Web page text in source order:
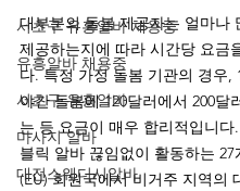
서초구 유흥알바 채용중
유흥알바 채용중
서초구 유흥알바
마사지 알바
대전스웨디시알바
대부분의 돌봄 제공자는 얼마나
제공하는지에 따라 시간당 요금
다. 특정 가정 돌봄 기관의 경우,
야간 돌봄에 120달러에서 200달
는 등 요금이 매우 합리적입니다.
블릭 알바 끊임없이 활동하는
(EU) 회원국에서 비거주 지역의